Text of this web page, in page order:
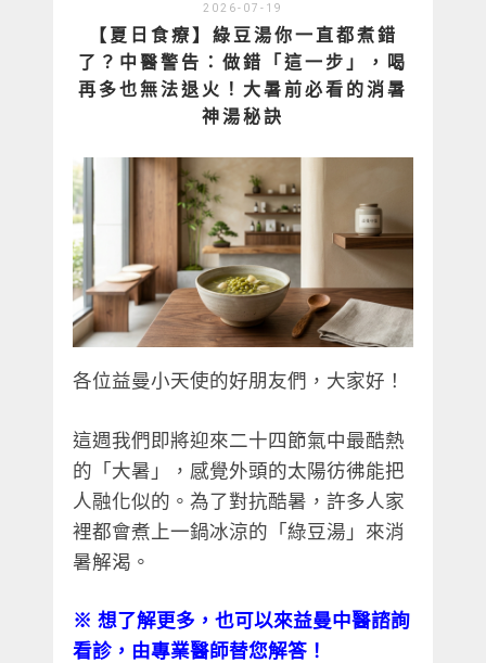
2026-07-19
【夏日食療】綠豆湯你一直都煮錯
了？中醫警告：做錯「這一步」，喝
再多也無法退火！大暑前必看的消暑
神湯秘訣
各位益曼小天使的好朋友們，大家好！
這週我們即將迎來二十四節氣中最酷熱
的「大暑」，感覺外頭的太陽彷彿能把
人融化似的。為了對抗酷暑，許多人家
裡都會煮上一鍋冰涼的「綠豆湯」來消
暑解渴。
※ 想了解更多，也可以來益曼中醫諮詢
看診，由專業醫師替您解答！